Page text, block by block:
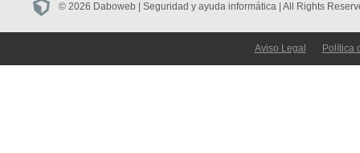
© 2026 Daboweb | Seguridad y ayuda informática | All Rights
Aviso Legal Política